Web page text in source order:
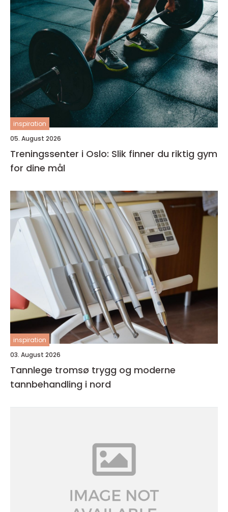
inspiration
05. August 2026
Treningssenter i Oslo: Slik finner du riktig gym
for dine mål
inspiration
03. August 2026
Tannlege tromsø trygg og moderne
tannbehandling i nord